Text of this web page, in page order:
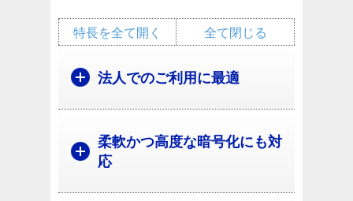
全て閉じる
特長を全て開く
法人でのご利用に最適
柔軟かつ高度な暗号化にも対
応